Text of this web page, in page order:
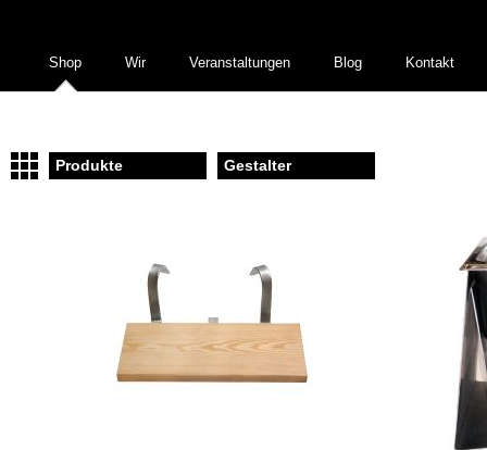
Shop Wir Veranstaltungen Blog Kontakt
Produkte Gestalter